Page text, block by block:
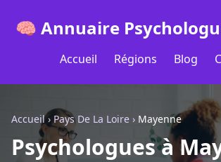
🧠 Annuaire
Accueil Régions Blog
Accueil› Pays De La Loire › Mayenne
Psychologues à